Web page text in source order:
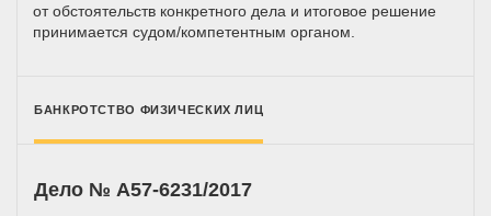
от обстоятельств конкретного дела и итоговое решение
принимается судом/компетентным органом.
БАНКРОТСТВО ФИЗИЧЕСКИХ ЛИЦ
Дело № A57-6231/2017